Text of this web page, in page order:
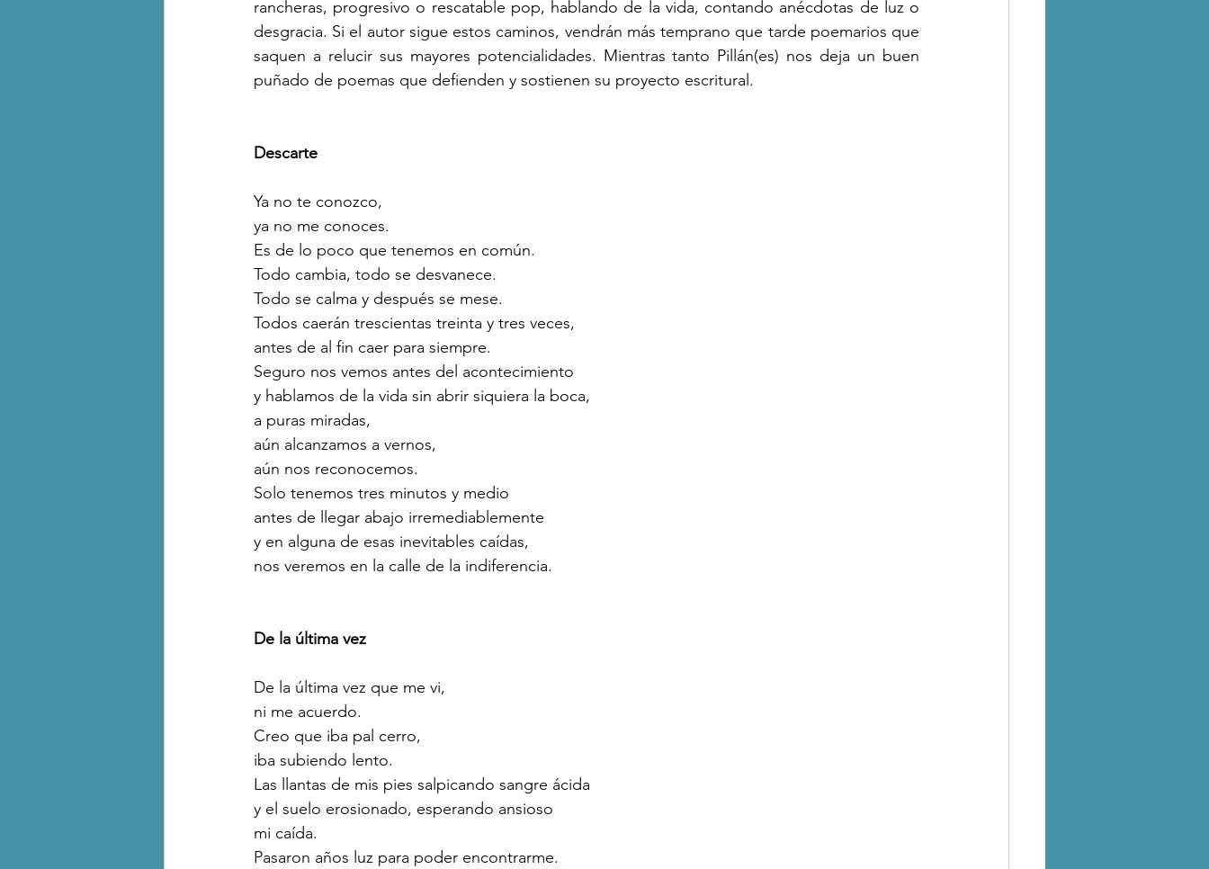
rancheras, progresivo o rescatable pop, hablando de la vida, contando anécdotas de luz o
desgracia. Si el autor sigue estos caminos, vendrán más temprano que tarde poemarios que
saquen a relucir sus mayores potencialidades. Mientras tanto Pillán(es) nos deja un buen
puñado de poemas que defienden y sostienen su proyecto escritural.
Descarte
Ya no te conozco,
ya no me conoces.
Es de lo poco que tenemos en común.
Todo cambia, todo se desvanece.
Todo se calma y después se mese.
Todos caerán trescientas treinta y tres veces,
antes de al fin caer para siempre.
Seguro nos vemos antes del acontecimiento
y hablamos de la vida sin abrir siquiera la boca,
a puras miradas,
aún alcanzamos a vernos,
aún nos reconocemos.
Solo tenemos tres minutos y medio
antes de llegar abajo irremediablemente
y en alguna de esas inevitables caídas,
nos veremos en la calle de la indiferencia.
De la última vez
De la última vez que me vi,
ni me acuerdo.
Creo que iba pal cerro,
iba subiendo lento.
Las llantas de mis pies salpicando sangre ácida
y el suelo erosionado, esperando ansioso
mi caída.
Pasaron años luz para poder encontrarme.